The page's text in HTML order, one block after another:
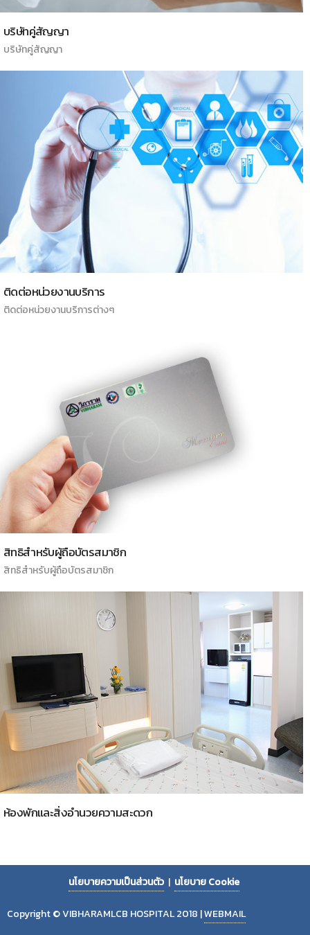
บริษัทคู่สัญญา
บริษัทคู่สัญญา
ติดต่อหน่วยงานบริการ
ติดต่อหน่วยงานบริการต่างๆ
สิทธิสำหรับผู้ถือบัตรสมาชิก
สิทธิสำหรับผู้ถือบัตรสมาชิก
ห้องพักและสิ่งอำนวยความสะดวก
นโยบายความเป็นส่วนตัว | นโยบาย Cookie
Copyright © VIBHARAMLCB HOSPITAL 2018 |WEBMAIL